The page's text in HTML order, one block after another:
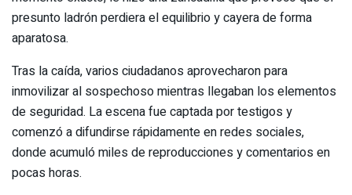
presunto ladrón perdiera el equilibrio y cayera de forma
aparatosa.
Tras la caída, varios ciudadanos aprovecharon para
inmovilizar al sospechoso mientras llegaban los elementos
de seguridad. La escena fue captada por testigos y
comenzó a difundirse rápidamente en redes sociales,
donde acumuló miles de reproducciones y comentarios en
pocas horas.